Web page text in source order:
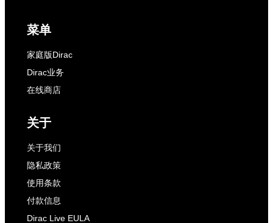
菜单
家庭版Dirac
Dirac业务
在线商店
关于
关于我们
隐私政策
使用条款
付款信息
Dirac Live EULA